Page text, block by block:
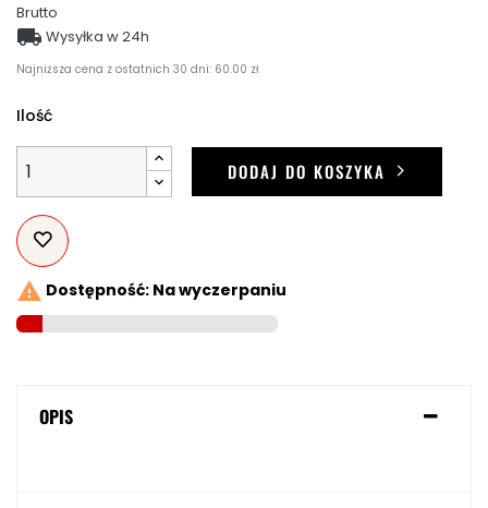
Brutto
Najniższa cena z ostatnich 30 dni: 60.00 zł
 Wysyłka w 24h
Ilość
DODAJ DO KOSZYKA
 Dostępność: Na wyczerpaniu
OPIS